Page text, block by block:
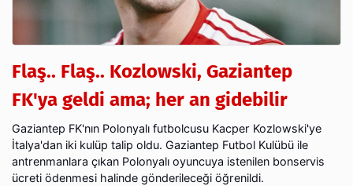
Flaş.. Flaş.. Kozlowski, Gaziantep
FK'ya geldi ama; her an gidebilir
Gaziantep FK'nın Polonyalı futbolcusu Kacper Kozlowski'ye
İtalya'dan iki kulüp talip oldu. Gaziantep Futbol Kulübü ile
antrenmanlara çıkan Polonyalı oyuncuya istenilen bonservis
ücreti ödenmesi halinde gönderileceği öğrenildi.